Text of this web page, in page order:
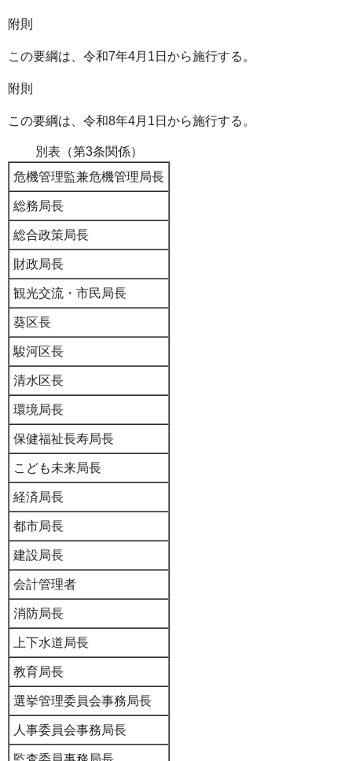
附則
この要綱は、令和7年4月1日から施行する。
附則
この要綱は、令和8年4月1日から施行する。
別表（第3条関係）
危機管理監兼危機管理局長
総務局長
総合政策局長
財政局長
観光交流・市民局長
葵区長
駿河区長
清水区長
環境局長
保健福祉長寿局長
こども未来局長
経済局長
都市局長
建設局長
会計管理者
消防局長
上下水道局長
教育局長
選挙管理委員会事務局長
人事委員会事務局長